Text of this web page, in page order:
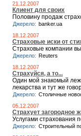
21.12.2007
Клиент для своих
Половину продаж
Джерело: banker.ua
18.12.2007
Страховые иски от
Страховые компании
Джерело: Reuters
18.12.2007
Страхуйся, а то...
Один мой знакомый
лекарства и тут же
Джерело: Столичные
05.12.2007
Страхует загородное
Услугами страхования
Джерело: Строительный